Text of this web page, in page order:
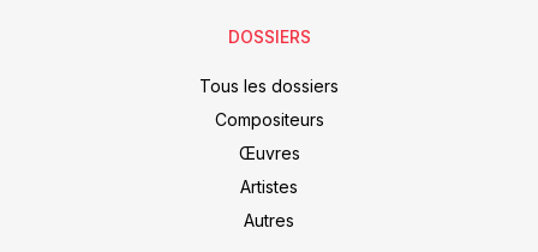
DOSSIERS
Tous les dossiers
Compositeurs
Œuvres
Artistes
Autres